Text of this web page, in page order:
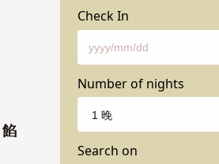
Check In
Number of nights
Search on